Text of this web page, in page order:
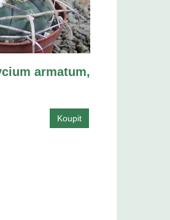
armatum,